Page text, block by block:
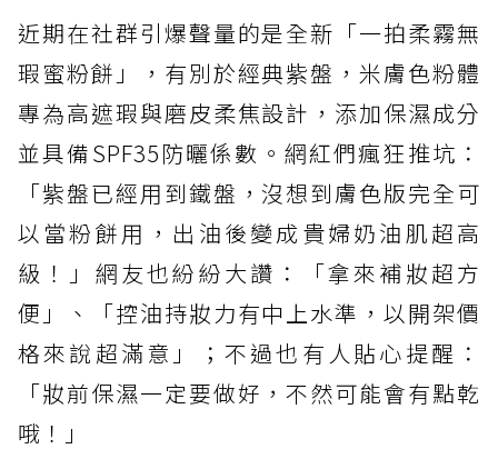
近期在社群引爆聲量的是全新「一拍柔霧無
瑕蜜粉餅」，有別於經典紫盤，米膚色粉體
專為高遮瑕與磨皮柔焦設計，添加保濕成分
並具備SPF35防曬係數。網紅們瘋狂推坑：
「紫盤已經用到鐵盤，沒想到膚色版完全可
以當粉餅用，出油後變成貴婦奶油肌超高
級！」網友也紛紛大讚：「拿來補妝超方
便」、「控油持妝力有中上水準，以開架價
格來說超滿意」；不過也有人貼心提醒：
「妝前保濕一定要做好，不然可能會有點乾
哦！」